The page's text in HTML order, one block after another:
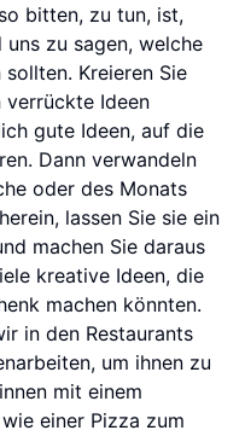
bitten, zu tun, ist,
zu sagen, welche
Kreieren Sie
verrückte Ideen
gute Ideen, auf die
Dann verwandeln
oder des Monats
lassen Sie sie ein
machen Sie daraus
kreative Ideen, die
machen könnten.
in den Restaurants
um ihnen zu
mit einem
einer Pizza zum